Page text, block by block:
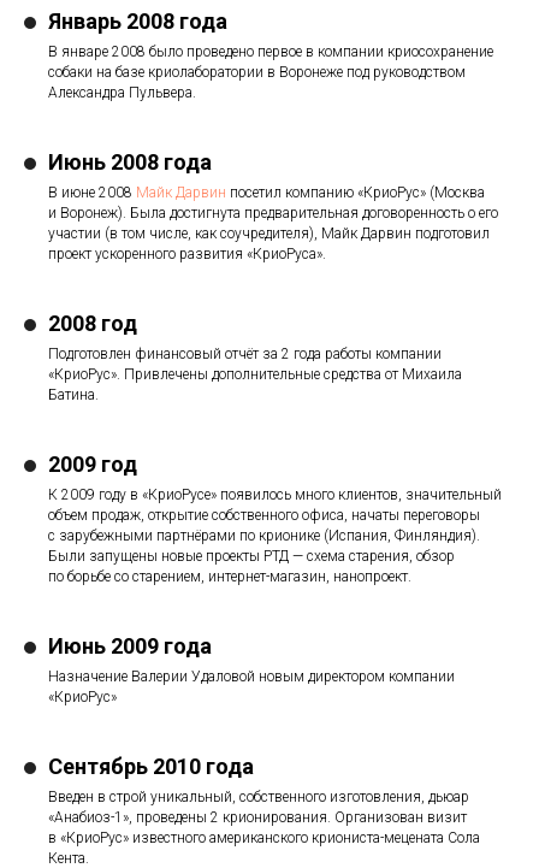
Январь 2008 года
В январе 2008 было проведено первое в компании криосохранение
собаки на базе криолаборатории в Воронеже под руководством
Александра Пульвера.
Июнь 2008 года
В июне 2008 Майк Дарвин посетил компанию «КриоРус» (Москва
и Воронеж). Была достигнута предварительная договоренность о его
участии (в том числе, как соучредителя), Майк Дарвин подготовил
проект ускоренного развития «КриоРуса».
2008 год
Подготовлен финансовый отчёт за 2 года работы компании
«КриоРус». Привлечены дополнительные средства от Михаила
Батина.
2009 год
К 2009 году в «КриоРусе» появилось много клиентов, значительный
объем продаж, открытие собственного офиса, начаты переговоры
с зарубежными партнёрами по крионике (Испания, Финляндия).
Были запущены новые проекты РТД — схема старения, обзор
по борьбе со старением, интернет-магазин, нанопроект.
Июнь 2009 года
Назначение Валерии Удаловой новым директором компании
«КриоРус»
Сентябрь 2010 года
Введен в строй уникальный, собственного изготовления, дьюар
«Анабиоз-1», проведены 2 крионирования. Организован визит
в «КриоРус» известного американского криониста-мецената Сола
Кента.